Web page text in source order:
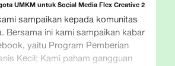
UMKM untuk Social Media Flex Creative 2
sampaikan kepada komunitas
Bersama ini kami sampaikan kabar
yaitu Program Pemberian
Kecil; Kami paham gangguan